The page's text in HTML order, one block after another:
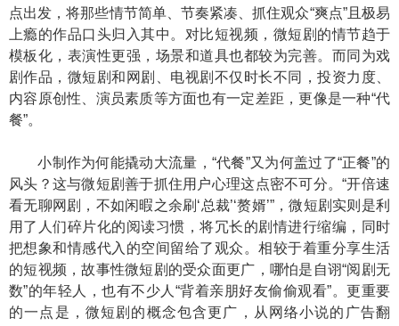
点出发，将那些情节简单、节奏紧凑、抓住观众“爽点”且极易
上瘾的作品口头归入其中。对比短视频，微短剧的情节趋于
模板化，表演性更强，场景和道具也都较为完善。而同为戏
剧作品，微短剧和网剧、电视剧不仅时长不同，投资力度、
内容原创性、演员素质等方面也有一定差距，更像是一种“代
餐”。
小制作为何能撬动大流量，“代餐”又为何盖过了“正餐”的
风头？这与微短剧善于抓住用户心理这点密不可分。“开倍速
看无聊网剧，不如闲暇之余刷‘总裁’‘赘婿’”，微短剧实则是利
用了人们碎片化的阅读习惯，将冗长的剧情进行缩编，同时
把想象和情感代入的空间留给了观众。相较于着重分享生活
的短视频，故事性微短剧的受众面更广，哪怕是自诩“阅剧无
数”的年轻人，也有不少人“背着亲朋好友偷偷观看”。更重要
的一点是，微短剧的概念包含更广，从网络小说的广告翻